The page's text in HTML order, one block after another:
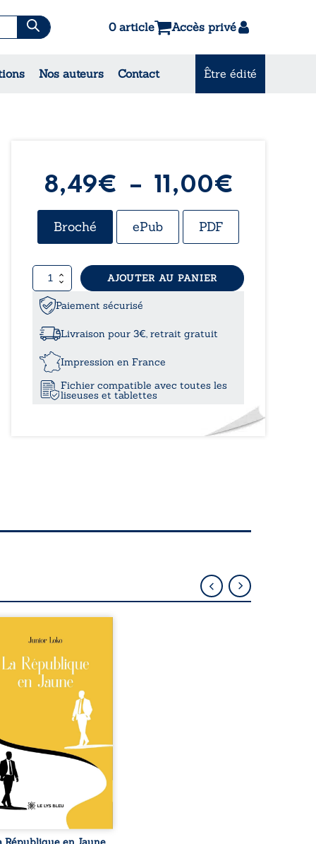
0 article Accès privé
Nos auteurs Contact Être édité
& Contes
8,49€ – 11,00€
de
8,49€
Broché ePub PDF
quantité
de
Mon
combat…
AJOUTER AU PANIER
Paiement sécurisé
Livraison pour 3€, retrait gratuit
Impression en France
Fichier compatible avec toutes les
liseuses et tablettes
la naissance de
de races différentes
l’ordre établi :
est Noir et Junior est
bien que nés d’un
de Noirs. Très vite,
attire les médias
et transforme
blanc en une figure
sacrée, investie,
certains, d’une mission
Cependant, sous
couvert de ...